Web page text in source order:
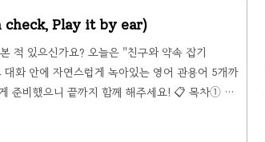
check, Play it by ear)
적 있으신가요? 오늘은 "친구와 약속 잡기
화 안에 자연스럽게 녹아있는 영어 관용어 5개까
준비했으니 끝까지 함께 해주세요! 📋 목차① 오
숨은 영어 관용어 5선④ 오늘의 표현 요약 표 🎤